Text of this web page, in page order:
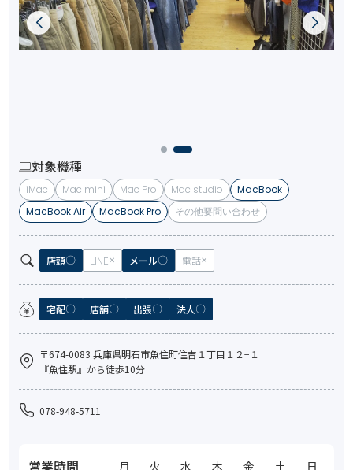
対象機種
iMac Mac mini Mac Pro Mac studio
MacBook
MacBook Air
MacBook Pro その他要問い合わせ
店頭 LINE メール 電話
宅配 店舗 出張 法人
〒674-0083 兵庫県明石市魚住町住吉１丁目１２−１
『魚住駅』から徒歩10分
078-948-5711
月 火 水 木 金 土
日